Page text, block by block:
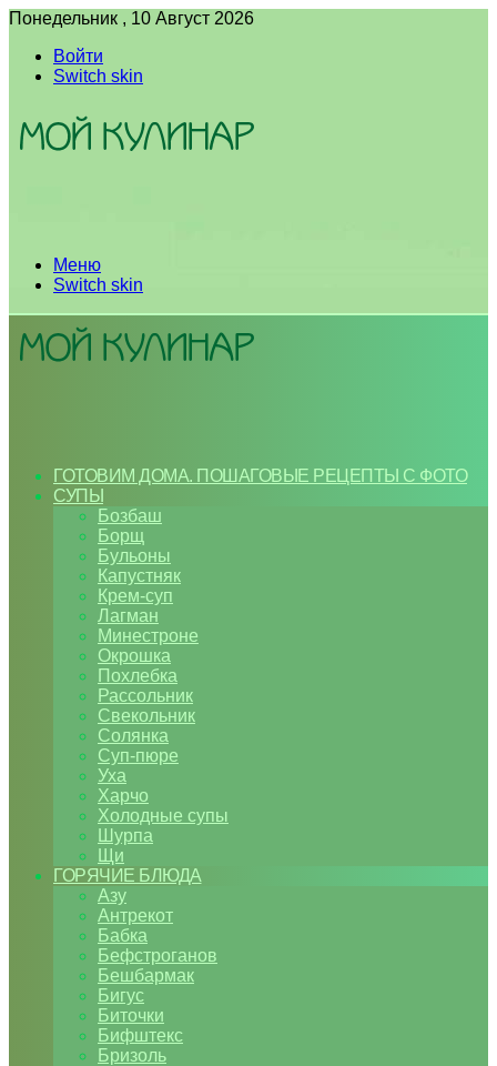
Понедельник , 10 Август 2026
Войти
Switch skin
Меню
Switch skin
ГОТОВИМ ДОМА. ПОШАГОВЫЕ РЕЦЕПТЫ С ФОТО
СУПЫ
Бозбаш
Борщ
Бульоны
Капустняк
Крем-суп
Лагман
Минестроне
Окрошка
Похлебка
Рассольник
Свекольник
Солянка
Суп-пюре
Уха
Харчо
Холодные супы
Шурпа
Щи
ГОРЯЧИЕ БЛЮДА
Азу
Антрекот
Бабка
Бефстроганов
Бешбармак
Бигус
Биточки
Бифштекс
Бризоль